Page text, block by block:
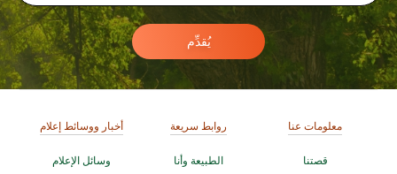
يُقدِّم
معلومات عنا
قصتنا
روابط سريعة
الطبيعة وأنا
أخبار ووسائط إعلام
وسائل الإعلام